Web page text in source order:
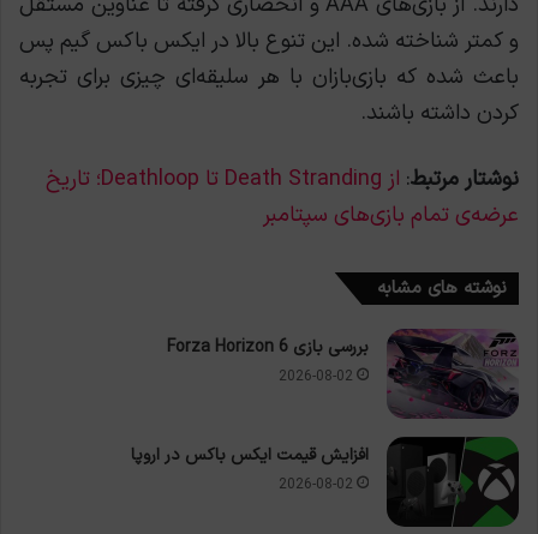
و کمتر شناخته شده. این تنوع بالا در ایکس باکس گیم پس
باعث شده که بازی‌بازان با هر سلیقه‌ای چیزی برای تجربه
کردن داشته باشند.
نوشتار مرتبط:
از Death Stranding تا Deathloop؛ تاریخ
عرضه‌ی تمام بازی‌های سپتامبر
نوشته های مشابه
بررسی بازی Forza Horizon 6
2026-08-02
افزایش قیمت ایکس باکس در اروپا
2026-08-02